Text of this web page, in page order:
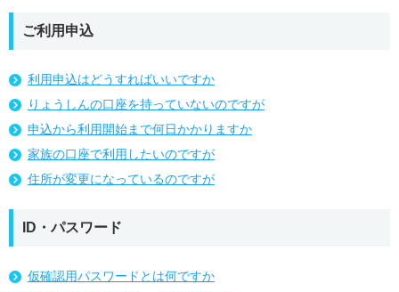
ご利用申込
利用申込はどうすればいいですか
りょうしんの口座を持っていないのですが
申込から利用開始まで何日かかりますか
家族の口座で利用したいのですが
住所が変更になっているのですが
ID・パスワード
仮確認用パスワードとは何ですか